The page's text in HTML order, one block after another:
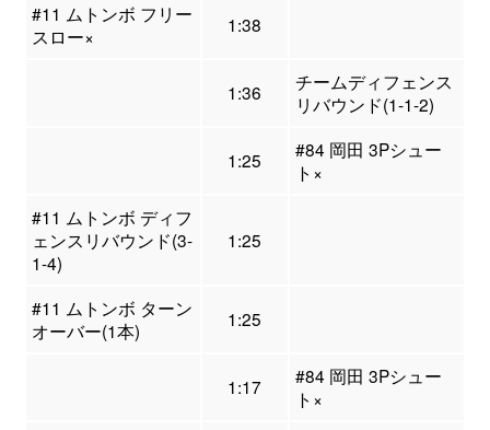
#11 ムトンボ フリー
スロー×
1:38
1:36
チームディフェンス
リバウンド(1-1-2)
1:25
#84 岡田 3Pシュー
ト×
#11 ムトンボ ディフ
ェンスリバウンド(3-
1-4)
1:25
#11 ムトンボ ターン
オーバー(1本)
1:25
1:17
#84 岡田 3Pシュー
ト×